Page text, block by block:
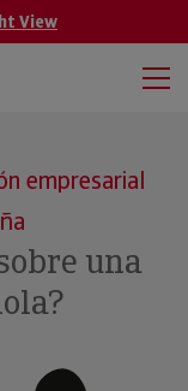
View
empresarial
una